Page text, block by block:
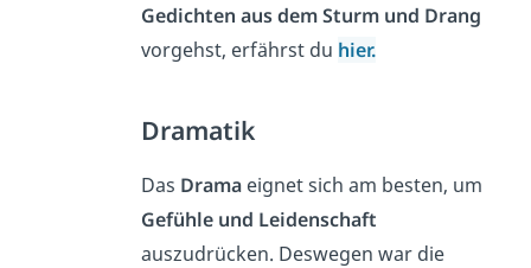
Gedichten aus dem Sturm und Drang
vorgehst, erfährst du hier.
Dramatik
Das Drama eignet sich am besten, um
Gefühle und Leidenschaft
auszudrücken. Deswegen war die